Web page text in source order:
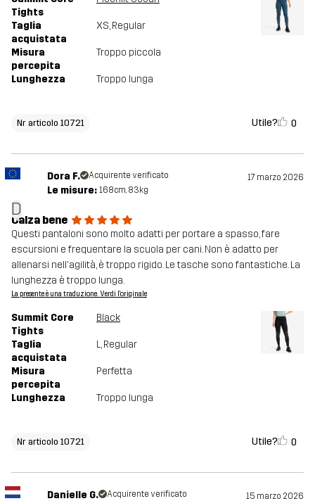
Tights
Taglia
acquistata
XS, Regular
Misura
percepita
Troppo piccola
Lunghezza Troppo lunga
Nr articolo 10721 Utile? 0
D
Dora F. Acquirente verificato 17 marzo 2026
Le misure: 168cm, 83kg
Calza bene
Questi pantaloni sono molto adatti per portare a spasso, fare
escursioni e frequentare la scuola per cani. Non è adatto per
allenarsi nell'agilità, è troppo rigido. Le tasche sono fantastiche. La
lunghezza è troppo lunga.
La presente è una traduzione. Verdi l'originale
Summit Core
Tights
Black
Taglia
acquistata
L, Regular
Misura
percepita
Perfetta
Lunghezza Troppo lunga
Nr articolo 10721 Utile? 0
Danielle G. Acquirente verificato 15 marzo 2026